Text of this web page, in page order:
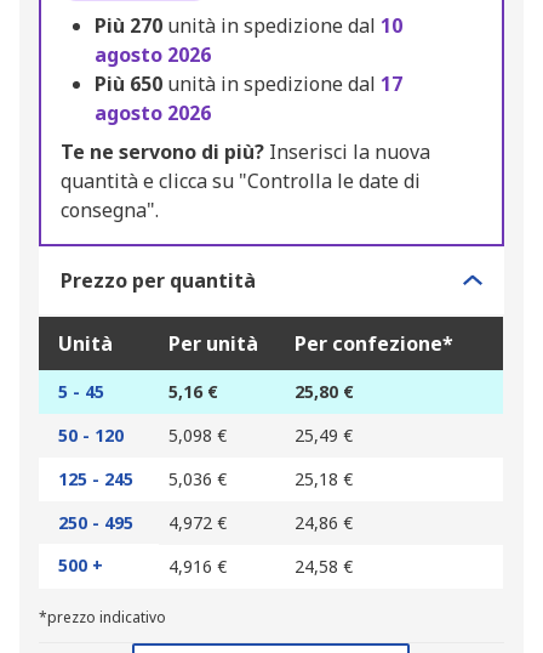
Più 270 unità in spedizione dal 10
agosto 2026
Più 650 unità in spedizione dal 17
agosto 2026
Te ne servono di più? Inserisci la nuova
quantità e clicca su "Controlla le date di
consegna".
Prezzo per quantità
Unità Per unità Per confezione*
5 - 45 5,16 €
25,80 €
50 - 120
5,098 €
25,49 €
125 - 245
5,036 €
25,18 €
250 - 495
4,972 €
24,86 €
500 +
4,916 € 24,58 €
*prezzo indicativo